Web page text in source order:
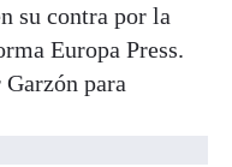
su contra por la
Europa Press.
para